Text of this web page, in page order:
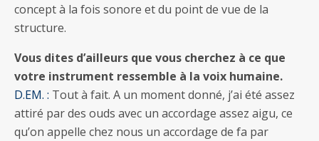
concept à la fois sonore et du point de vue de la
structure.
Vous dites d’ailleurs que vous cherchez à ce que
votre instrument ressemble à la voix humaine.
D.EM. : Tout à fait. A un moment donné, j’ai été assez
attiré par des ouds avec un accordage assez aigu, ce
qu’on appelle chez nous un accordage de fa par